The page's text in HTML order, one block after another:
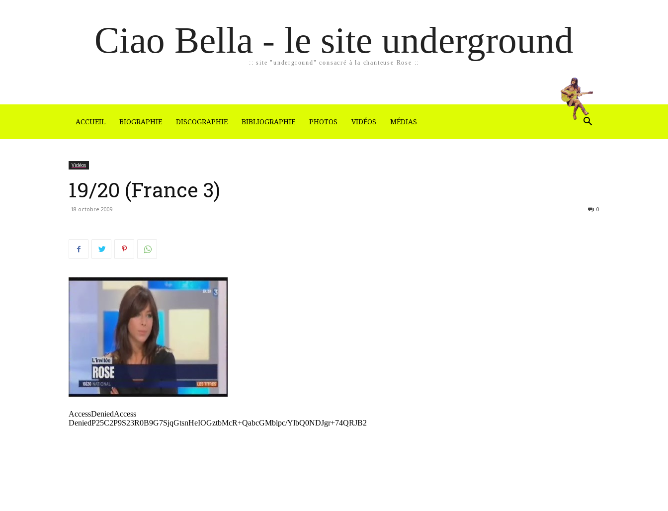
Ciao Bella - le site underground
:: site "underground" consacré à la chanteuse Rose ::
ACCUEIL BIOGRAPHIE DISCOGRAPHIE BIBLIOGRAPHIE PHOTOS VIDÉOS MÉDIAS
Vidéos
19/20 (France 3)
18 octobre 2009 0